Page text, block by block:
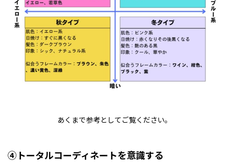
あくまで参考としてご覧ください。
④トータルコーディネートを意識する